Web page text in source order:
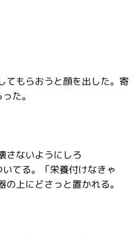
てもらおうと顔を出した。寄
た。
さないようにしろ
てる。「栄養付けなきゃ
上にどさっと置かれる。